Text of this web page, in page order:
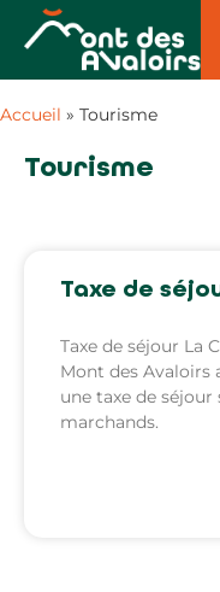
Accueil » Tourisme
Tourisme
Taxe de
Taxe de séjour La
Mont des Avaloirs
une taxe de
marchands.